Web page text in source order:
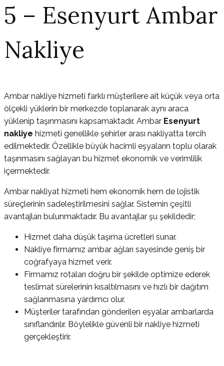
5 – Esenyurt Ambar
Nakliye
Ambar nakliye hizmeti farklı müşterilere ait küçük veya orta
ölçekli yüklerin bir merkezde toplanarak aynı araca
yüklenip taşınmasını kapsamaktadır. Ambar Esenyurt
nakliye hizmeti genellikle şehirler arası nakliyatta tercih
edilmektedir. Özellikle büyük hacimli eşyaların toplu olarak
taşınmasını sağlayan bu hizmet ekonomik ve verimlilik
içermektedir.
Ambar nakliyat hizmeti hem ekonomik hem de lojistik
süreçlerinin sadeleştirilmesini sağlar. Sistemin çeşitli
avantajları bulunmaktadır. Bu avantajlar şu şekildedir;
Hizmet daha düşük taşıma ücretleri sunar.
Nakliye firmamız ambar ağları sayesinde geniş bir
coğrafyaya hizmet verir.
Firmamız rotaları doğru bir şekilde optimize ederek
teslimat sürelerinin kısaltılmasını ve hızlı bir dağıtım
sağlanmasına yardımcı olur.
Müşteriler tarafından gönderilen eşyalar ambarlarda
sınıflandırılır. Böylelikle güvenli bir nakliye hizmeti
gerçekleştirir.